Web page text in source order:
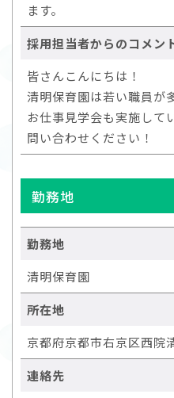
ます。
採用担当者からのコメン
皆さんこんにちは！
清明保育園は若い職員が
お仕事見学会も実施して
問い合わせください！
勤務地
勤務地
清明保育園
所在地
京都府京都市右京区西院
連絡先